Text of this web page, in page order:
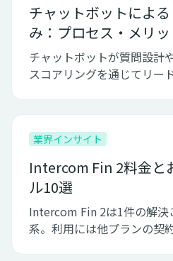
チャットボットによ
み：プロセス・メリ
ティス
チャットボットが質問設計
スコアリングを通じてリー
業界インサイト
Intercom Fin 2料金と
ル10選
Intercom Fin 2は1件の解決
系。利用には他プランの契